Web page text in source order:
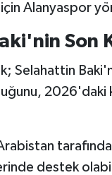
Alanyaspor
Son
Selahattin
2026'daki
destek